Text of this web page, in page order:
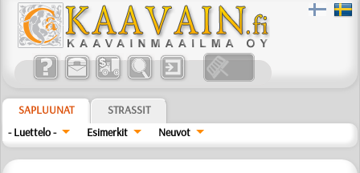
SAPLUUNAT
STRASSIT
- Luettelo -
Esimerkit Neuvot